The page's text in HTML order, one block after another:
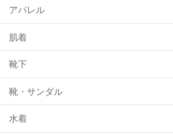
アパレル
肌着
靴下
靴・サンダル
水着